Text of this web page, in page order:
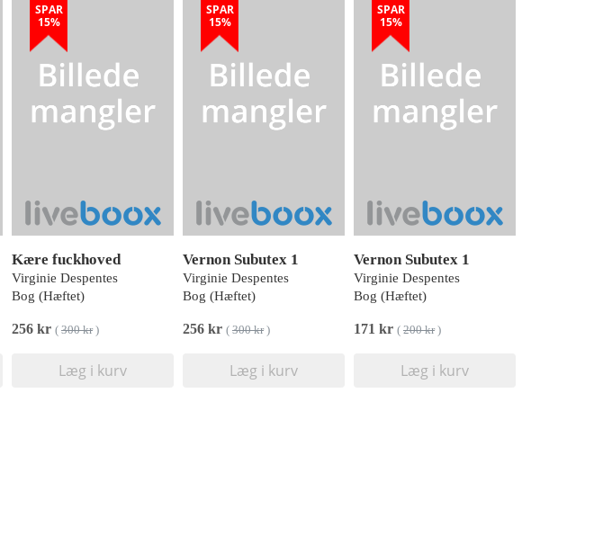
SPAR
15%
Kære fuckhoved
Virginie Despentes
Bog (Hæftet)
256 kr ( 300 kr)
Læg i kurv
SPAR
15%
Vernon Subutex 1
Virginie Despentes
Bog (Hæftet)
256 kr ( 300 kr)
Læg i kurv
SPAR
15%
Vernon Subutex 1
Virginie Despentes
Bog (Hæftet)
171 kr ( 200 kr)
Læg i kurv